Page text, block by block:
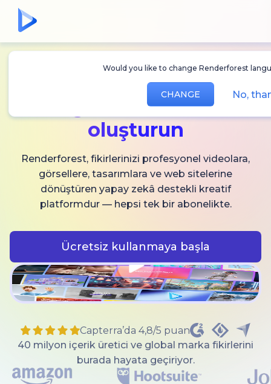
Would you like to change Renderforest
CHANGE No,
AI video,
görsel ve ses
oluşturun
Renderforest, fikirlerinizi profesyonel videolara,
görsellere, tasarımlara ve web sitelerine
dönüştüren yapay zekâ destekli kreatif
platformdur — hepsi tek bir abonelikte.
Ücretsiz kullanmaya başla
Capterra’da 4,8/5 puan
40 milyon içerik üretici ve global marka fikirlerini
burada hayata geçiriyor.